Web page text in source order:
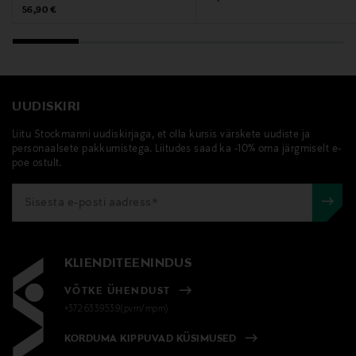
Original Price
56,90 €
UUDISKIRI
Liitu Stockmanni uudiskirjaga, et olla kursis värskete uudiste ja
personaalsete pakkumistega. Liitudes saad ka -10% oma järgmiselt e-
poe ostult.
KLIENDITEENINDUS
VÕTKE ÜHENDUST
+372 6339539(pvm/mpm)
KORDUMA KIPPUVAD KÜSIMUSED